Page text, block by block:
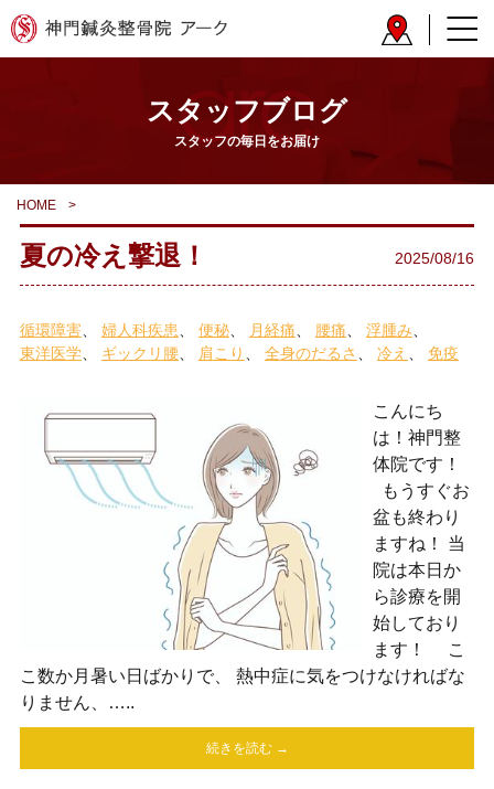
スタッフブログ
スタッフの毎日をお届け
HOME >
夏の冷え撃退！ 2025/08/16
循環障害 婦人科疾患 便秘 月経痛 腰痛
浮腫み
東洋医学
ギックリ腰 肩こり 全身のだるさ 冷え 免疫
こんにち
は！神門整
体院です！
もうすぐお
盆も終わり
ますね！ 当
院は本日か
ら診療を開
始しており
ます！ こ
こ数か月暑い日ばかりで、 熱中症に気をつけなければな
りません、…..
続きを読む →